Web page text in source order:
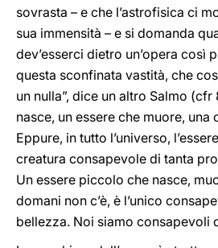
sovrasta – e che l’astrofisica ci
sua immensità – e si domanda
dev’esserci dietro un’opera così
questa sconfinata vastità, che
un nulla”, dice un altro Salmo
nasce, un essere che muore,
Eppure, in tutto l’universo,
creatura consapevole di tanta
Un essere piccolo che nasce,
domani non c’è, è l’unico
bellezza. Noi siamo consapevoli